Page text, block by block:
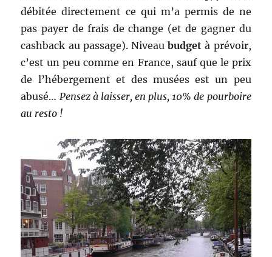
débitée directement ce qui m’a permis de ne
pas payer de frais de change (et de gagner du
cashback au passage). Niveaubudget à prévoir,
c’est un peu comme en France, sauf que le prix
de l’hébergement et des musées est un peu
abusé… Pensez à laisser, en plus, 10% de pourboire
au resto !